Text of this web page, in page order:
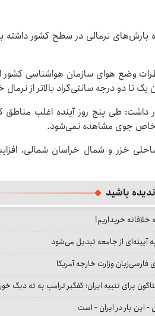
بارش‌های نرمالی در سطح کشور داشته
وضع هوای سازمان هواشناسی کشور
تا دو درجه سانتی‌گراد بالاتر از نرمال
طی پنج روز آینده اغلب مناطق
خاص جوی مشاهده نمی‌شود.
خزر و شمال خراسان شمالی،
باشید
خلاقانه خریداریم!
آیینه‌ای از جامعه تبدیل می‌شود
وزارت خارجه آمریکا
برای تنبیه ایران؛ کفگیر ترامپ به ته دیگ
- این بار در ایران - است